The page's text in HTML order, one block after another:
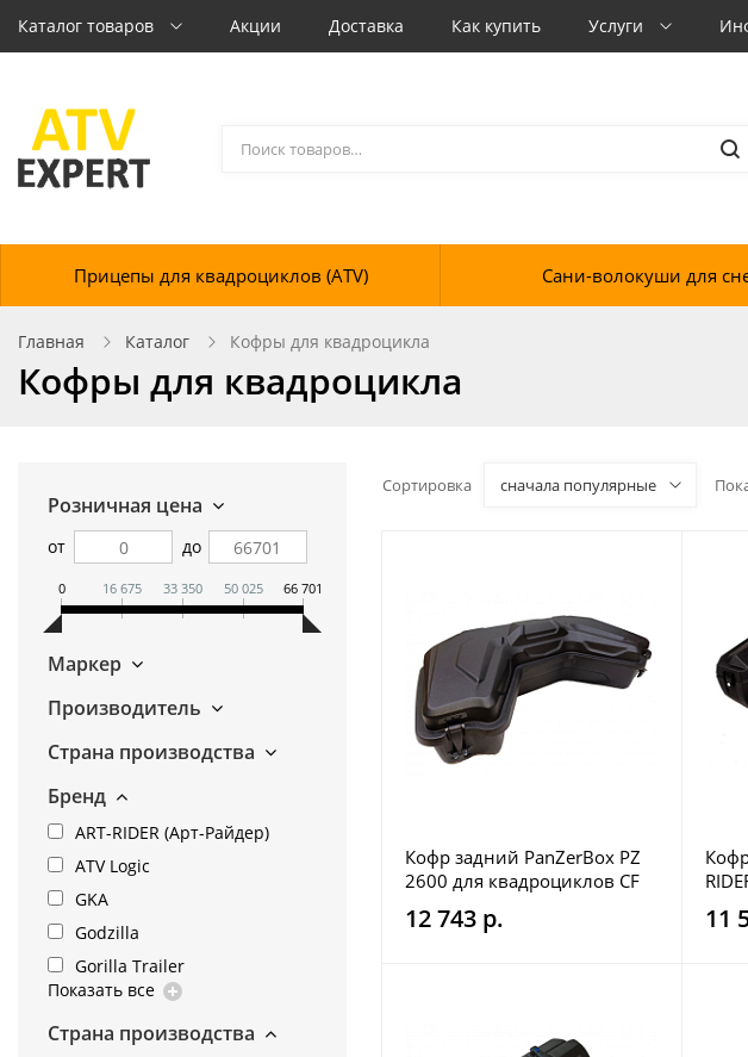
Каталог товаров Акции Доставка Как купить Услуги
Прицепы для квадроциклов (ATV) Сани-волокуши для
Главная Каталог Кофры для квадроцикла
Кофры для квадроцикла
Розничная цена
от до
0 16 675 33 350 50 025 66 701
Маркер
Производитель
Страна производства
Бренд
ART-RIDER (Арт-Райдер)
ATV Logic
GKA
Godzilla
Gorilla Trailer
Показать все
Страна производства
Сортировка сначала популярные
Кофр задний PanZerBox PZ
2600 для квадроциклов CF
500 600 800 1000
12 743 р. 11